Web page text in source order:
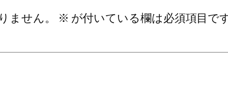
せん。 ※ が付いている欄は必須項目で